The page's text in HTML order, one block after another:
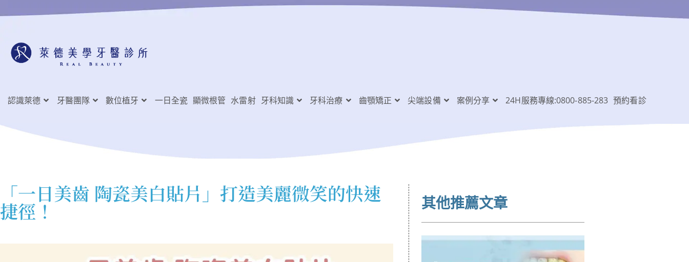
認識萊德 牙醫團隊 數位植牙 一日全瓷 顯微根管 水雷射 牙科知識 牙科治療 齒顎矯正 尖端設備 案例分享 24H服務專線:0800-885-283 預約看診
「一日美齒 陶瓷美白貼片」打造美麗微笑的快速
捷徑！ 其他推薦文章